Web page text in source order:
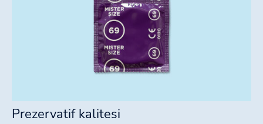
Prezervatif kalitesi